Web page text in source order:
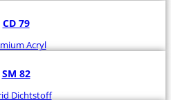
CD 79
Acryl
SM 82
Dichtstoff